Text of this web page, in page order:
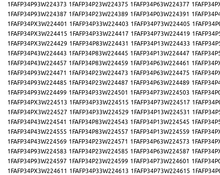
1FAFP34P93W224373 1FAFP34P23W224375 1FAFP34P63W224377
1FAFP34P93W224387 1FAFP34P23W224389 1FAFP34P03W224391
1FAFP34PX3W224401 1FAFP34P33W224403 1FAFP34P73W224405
1FAFP34PX3W224415 1FAFP34P33W224417 1FAFP34P73W224419
1FAFP34PX3W224429 1FAFP34P83W224431 1FAFP34P13W224433
1FAFP34P43W224443 1FAFP34P83W224445 1FAFP34P13W224447
1FAFP34P43W224457 1FAFP34P83W224459 1FAFP34P63W224461
1FAFP34P93W224471 1FAFP34P23W224473 1FAFP34P63W224475
1FAFP34P93W224485 1FAFP34P23W224487 1FAFP34P63W224489
1FAFP34P93W224499 1FAFP34P33W224501 1FAFP34P73W224503
1FAFP34PX3W224513 1FAFP34P33W224515 1FAFP34P73W224517
1FAFP34PX3W224527 1FAFP34P33W224529 1FAFP34P13W224531
1FAFP34P43W224541 1FAFP34P83W224543 1FAFP34P13W224545
1FAFP34P43W224555 1FAFP34P83W224557 1FAFP34P13W224559
1FAFP34P43W224569 1FAFP34P23W224571 1FAFP34P63W224573
1FAFP34P93W224583 1FAFP34P23W224585 1FAFP34P63W224587
1FAFP34P93W224597 1FAFP34P23W224599 1FAFP34P73W224601
1FAFP34PX3W224611 1FAFP34P33W224613 1FAFP34P73W224615